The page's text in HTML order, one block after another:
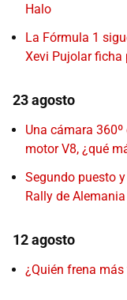
Halo
La Fórmula 1
Xevi Pujolar ficha
23 agosto
Una cámara
motor V8, ¿qué
Segundo puesto
Rally de
12 agosto
¿Quién frena